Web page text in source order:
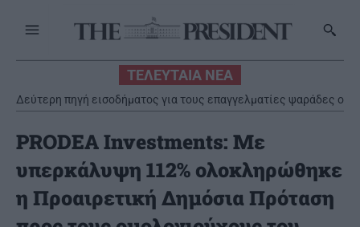
ΤΕΛΕΥΤΑΙΑ ΝΕΑ
Δεύτερη πηγή εισοδήματος για τους επαγγελματίες ψαράδες ο
αλιευτικός τουρισμός
PRODEA Investments: Με
υπερκάλυψη 112% ολοκληρώθηκε
η Προαιρετική Δημόσια Πρόταση